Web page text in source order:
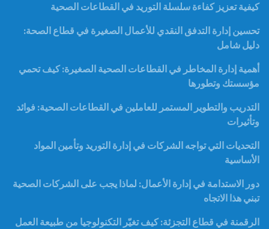
كيفية تعزيز كفاءة سلسلة التوريد في القطاعات الصحية
تحسين إدارة التدفق النقدي للأعمال الصغيرة في قطاع الصحة:
دليل شامل
أهمية إدارة المخاطر في القطاعات الصحية الصغيرة: كيف تحمي
مؤسستك وتطورها
التدريب والتطوير المستمر للعاملين في القطاعات الصحية: فوائد
وتأثيرات
التحديات التي تواجه الشركات في إدارة التوريد وتأمين المواد
الأساسية
دور الاستدامة في إدارة الأعمال: لماذا يجب على الشركات الصحية
تبني هذا الاتجاه
الرقمنة في قطاع التجزئة: كيف تغيّر التكنولوجيا من طبيعة العمل